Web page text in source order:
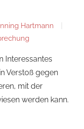
Hartmann
Interessantes
Verstoß gegen
mit der
werden kann.